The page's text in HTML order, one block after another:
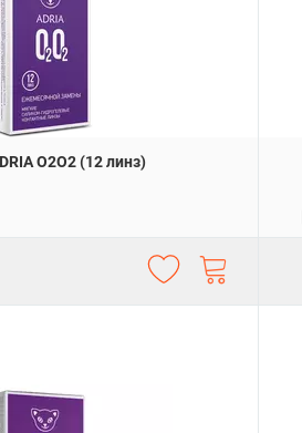
O2O2 (12 линз)